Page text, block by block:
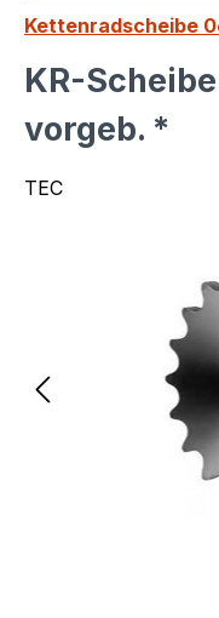
Kettenradscheibe
KR-
vorgeb. *
TEC
Bildergalerie